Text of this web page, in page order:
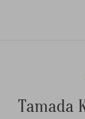
Tamada